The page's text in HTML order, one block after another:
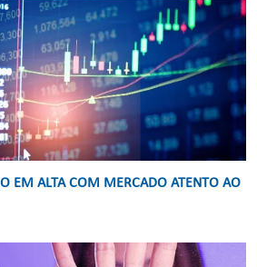
EM ALTA COM MERCADO ATENTO AO